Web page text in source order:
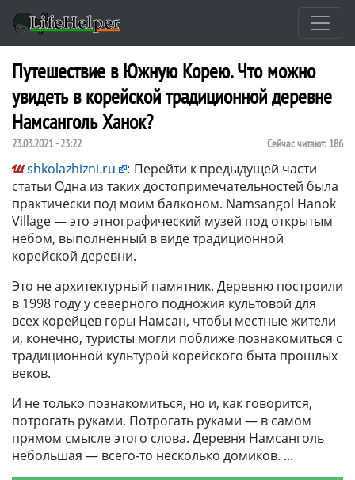
Путешествие в Южную Корею. Что можно
увидеть в корейской традиционной деревне
Намсанголь Ханок?
23.03.2021 - 23:22 Сейчас читают: 186
shkolazhizni.ru : Перейти к предыдущей части
статьи Одна из таких достопримечательностей была
практически под моим балконом. Namsangol Hanok
Village — это этнографический музей под открытым
небом, выполненный в виде традиционной
корейской деревни.
Это не архитектурный памятник. Деревню построили
в 1998 году у северного подножия культовой для
всех корейцев горы Намсан, чтобы местные жители
и, конечно, туристы могли поближе познакомиться с
традиционной культурой корейского быта прошлых
веков.
И не только познакомиться, но и, как говорится,
потрогать руками. Потрогать руками — в самом
прямом смысле этого слова. Деревня Намсанголь
небольшая — всего-то несколько домиков.